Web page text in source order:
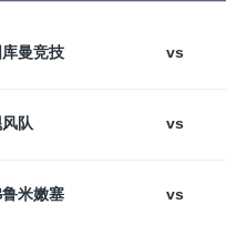
库曼竞技 vs
风队 vs
鲁米嫩塞 vs